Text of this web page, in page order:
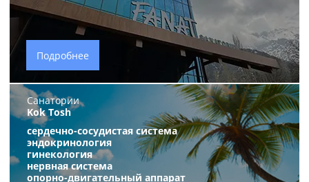
Подробнее
Санатории
Kok Tosh
сердечно-сосудистая система
эндокринология
гинекология
нервная система
опорно-двигательный аппарат